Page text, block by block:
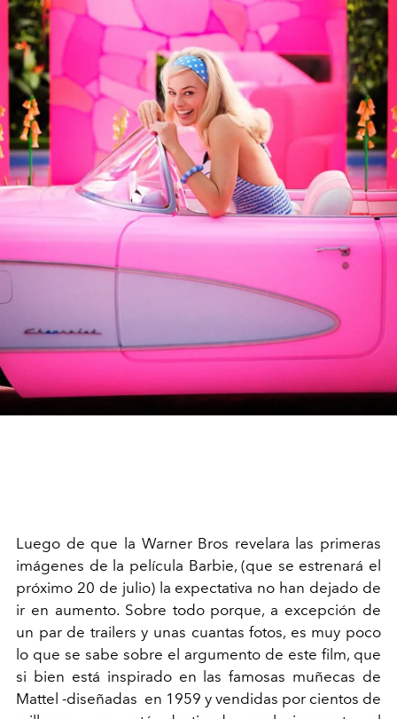
Luego de que la Warner Bros revelara las primeras
imágenes de la película Barbie, (que se estrenará el
próximo 20 de julio) la expectativa no han dejado de
ir en aumento. Sobre todo porque, a excepción de
un par de trailers y unas cuantas fotos, es muy poco
lo que se sabe sobre el argumento de este film, que
si bien está inspirado en las famosas muñecas de
Mattel -diseñadas en 1959 y vendidas por cientos de